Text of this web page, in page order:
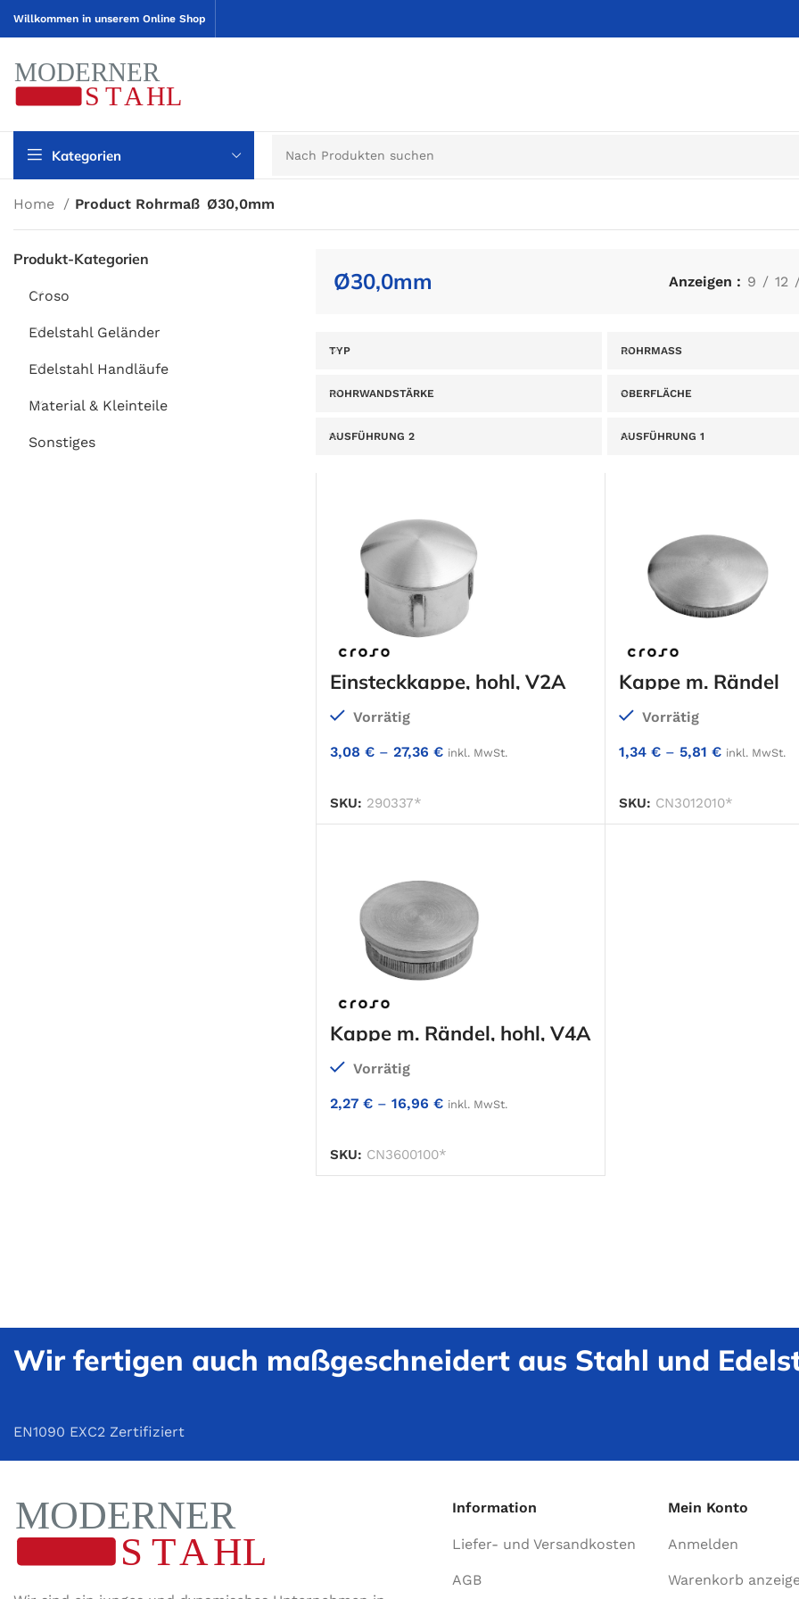
Willkommen in unserem Online Shop
Kategorien
Home Product Rohrmaß Ø30,0mm
Produkt-Kategorien
Croso
Edelstahl Geländer
Edelstahl Handläufe
Material & Kleinteile
Sonstiges
Ø30,0mm Anzeigen 9 12
TYP ROHRMASS
ROHRWANDSTÄRKE OBERFLÄCHE
AUSFÜHRUNG 2 AUSFÜHRUNG 1
Einsteckkappe, hohl, V2A
und V4A
Vorrätig
3,08 €– 27,36 € inkl. MwSt.
SKU: 290337*
Kappe m. Rändel
Vorrätig
1,34€ – 5,81€ inkl. MwSt.
SKU: CN3012010*
Kappe m. Rändel, hohl, V4A
Vorrätig
2,27 €– 16,96 € inkl. MwSt.
SKU: CN3600100*
Wir fertigen auch maßgeschneidert aus Stahl und
EN1090 EXC2 Zertifiziert
Information
Liefer- und Versandkosten
AGB
Mein Konto
Anmelden
Warenkorb